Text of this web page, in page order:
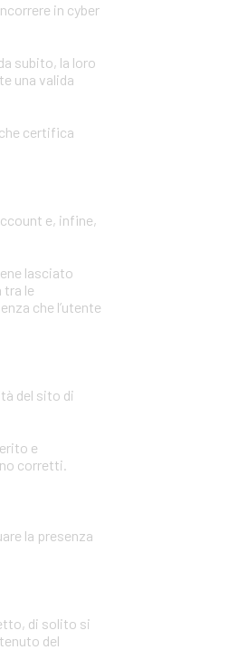
in cyber
subito, la loro
una valida
certifica
e, infine,
lasciato
tra le
che l’utente
del sito di
e
corretti.
la presenza
di solito si
del